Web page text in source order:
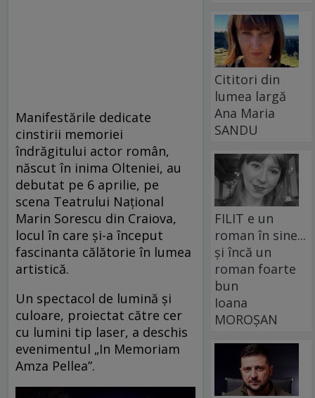
Manifestările dedicate
cinstirii memoriei
îndrăgitului actor român,
născut în inima Olteniei, au
debutat pe 6 aprilie, pe
scena Teatrului Național
Marin Sorescu din Craiova,
locul în care și-a început
fascinanta călătorie în lumea
artistică.
Un spectacol de lumină și
culoare, proiectat către cer
cu lumini tip laser, a deschis
evenimentul „In Memoriam
Amza Pellea”.
Cititori din
lumea largă
Ana Maria
SANDU
FILIT e un
roman în sine...
și încă un
roman foarte
bun
Ioana
MOROȘAN